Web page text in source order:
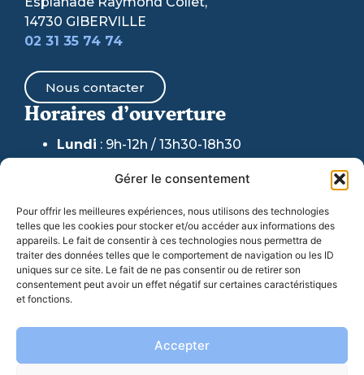
Gérer le consentement
Pour offrir les meilleures expériences, nous utilisons des technologies
telles que les cookies pour stocker et/ou accéder aux informations des
appareils. Le fait de consentir à ces technologies nous permettra de
traiter des données telles que le comportement de navigation ou les ID
uniques sur ce site. Le fait de ne pas consentir ou de retirer son
consentement peut avoir un effet négatif sur certaines caractéristiques
et fonctions.
Accepter
14730 GIBERVILLE
02 31 35 74 74
Nous contacter
Horaires d’ouverture
Lundi : 9h-12h / 13h30-18h30
Mardi & Jeudi : 9h-12h /
13h30-17h30
téléphonique maintenu)
Mercredi: 9h-12h / 13h30-17h30
Vendredi: 9h-17h30
06 77 07 44 98